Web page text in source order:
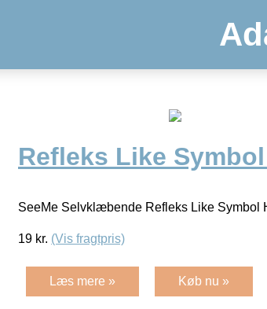
Refleks Like Symbol
SeeMe Selvklæbende Refleks Like Symbol
19 kr. (Vis fragtpris)
Læs mere » Køb nu »